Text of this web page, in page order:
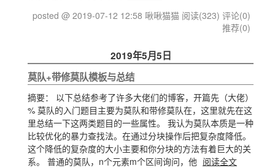
posted @ 2019-07-12 12:58 啾啾猫猫 阅读(323) 评论(0)
推荐(0)
2019年5月5日
莫队+带修莫队模板与总结
摘要： 以下总结参考了许多大佬们的博客，开篇先（大佬）
% 莫队的入门题目主要为莫队和带修莫队在，这里就先在这
里总结一下这两类题目的一些属性。 我认为莫队本质是一种
比较优化的暴力查找法。在通过分块操作后把复杂度降低。
这个降低的复杂度的大小主要和你分块的方法有着巨大的关
系。 普通的莫队，n个元素m个区间询问，他 阅读全文